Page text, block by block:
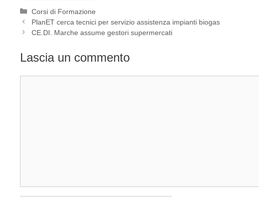
Categorie
Corsi di Formazione
PlanET cerca tecnici per servizio assistenza impianti biogas
CE.DI. Marche assume gestori supermercati
Lascia un commento